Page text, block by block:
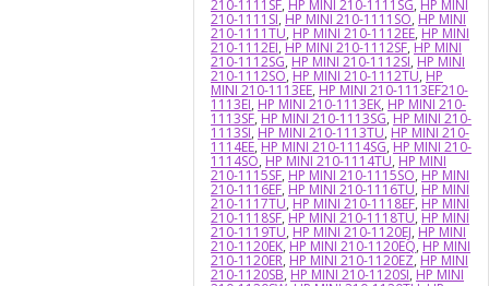
210-1111SF, HP MINI 210-1111SG, HP MINI
210-1111SI, HP MINI 210-1111SO, HP MINI
210-1111TU, HP MINI 210-1112EE, HP MINI
210-1112EI, HP MINI 210-1112SF, HP MINI
210-1112SG, HP MINI 210-1112SI, HP MINI
210-1112SO, HP MINI 210-1112TU, HP
MINI 210-1113EE, HP MINI 210-1113EF210-
1113EI, HP MINI 210-1113EK, HP MINI 210-
1113SF, HP MINI 210-1113SG, HP MINI 210-
1113SI, HP MINI 210-1113TU, HP MINI 210-
1114EE, HP MINI 210-1114SG, HP MINI 210-
1114SO, HP MINI 210-1114TU, HP MINI
210-1115SF, HP MINI 210-1115SO, HP MINI
210-1116EF, HP MINI 210-1116TU, HP MINI
210-1117TU, HP MINI 210-1118EF, HP MINI
210-1118SF, HP MINI 210-1118TU, HP MINI
210-1119TU, HP MINI 210-1120EJ, HP MINI
210-1120EK, HP MINI 210-1120EQ, HP MINI
210-1120ER, HP MINI 210-1120EZ, HP MINI
210-1120SB, HP MINI 210-1120SI, HP MINI